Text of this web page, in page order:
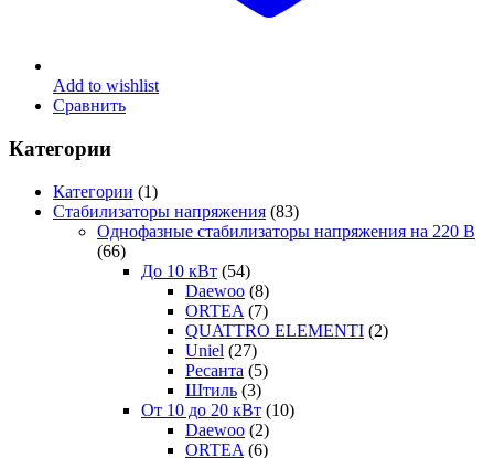
Add to wishlist
Сравнить
Категории
Категории (1)
Стабилизаторы напряжения (83)
Однофазные стабилизаторы напряжения на 220 В
(66)
До 10 кВт (54)
Daewoo (8)
ORTEA (7)
QUATTRO ELEMENTI (2)
Uniel (27)
Ресанта (5)
Штиль (3)
От 10 до 20 кВт (10)
Daewoo (2)
ORTEA (6)